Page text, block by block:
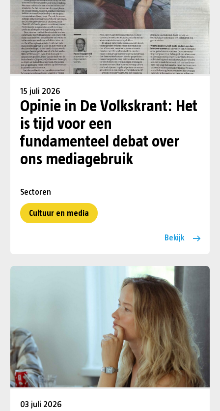
15 juli 2026
Opinie in De Volkskrant: Het
is tijd voor een
fundamenteel debat over
ons mediagebruik
Sectoren
Cultuur en media
Bekijk
03 juli 2026